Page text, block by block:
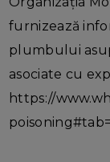
furnizează
plumbului
asociate cu
https://